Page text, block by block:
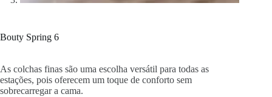
Bouty Spring 6
As colchas finas são uma escolha versátil para todas as
estações, pois oferecem um toque de conforto sem
sobrecarregar a cama.